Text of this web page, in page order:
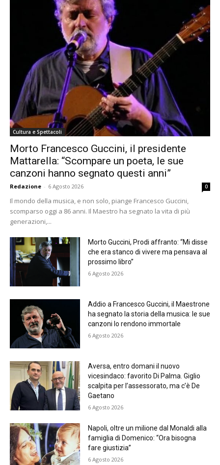
Cultura e Spettacoli
Morto Francesco Guccini, il presidente
Mattarella: “Scompare un poeta, le sue
canzoni hanno segnato questi anni”
Redazione - 6 Agosto 2026 0
Il mondo della musica, e non solo, piange Francesco Guccini,
scomparso oggi a 86 anni. Il Maestro ha segnato la vita di più
generazioni,...
Morto Guccini, Prodi affranto: “Mi disse
che era stanco di vivere ma pensava al
prossimo libro”
6 Agosto 2026
Addio a Francesco Guccini, il Maestrone
ha segnato la storia della musica: le sue
canzoni lo rendono immortale
6 Agosto 2026
Aversa, entro domani il nuovo
vicesindaco: favorito Di Palma. Giglio
scalpita per l’assessorato, ma c’è De
Gaetano
6 Agosto 2026
Napoli, oltre un milione dal Monaldi alla
famiglia di Domenico: “Ora bisogna
fare giustizia”
6 Agosto 2026